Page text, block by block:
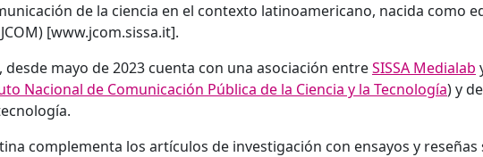
de la ciencia en el contexto latinoamericano, nacida como
[www.jcom.sissa.it].
desde mayo de 2023 cuenta con una asociación entreSISSA Medialab
Nacional de Comunicación Pública de la Ciencia y la Tecnología) y de
complementa los artículos de investigación con ensayos y